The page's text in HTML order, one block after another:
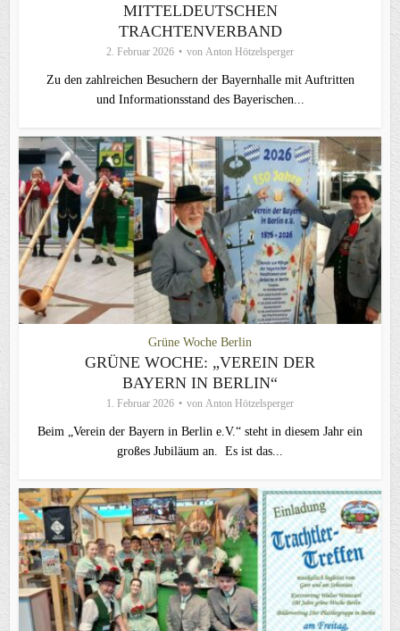
MITTELDEUTSCHEN
TRACHTENVERBAND
2. Februar 2026 von Anton Hötzelsperger
Zu den zahlreichen Besuchern der Bayernhalle mit Auftritten
und Informationsstand des Bayerischen...
Grüne Woche Berlin
GRÜNE WOCHE: „VEREIN DER
BAYERN IN BERLIN“
1. Februar 2026 von Anton Hötzelsperger
Beim „Verein der Bayern in Berlin e.V.“ steht in diesem Jahr ein
großes Jubiläum an. Es ist das...